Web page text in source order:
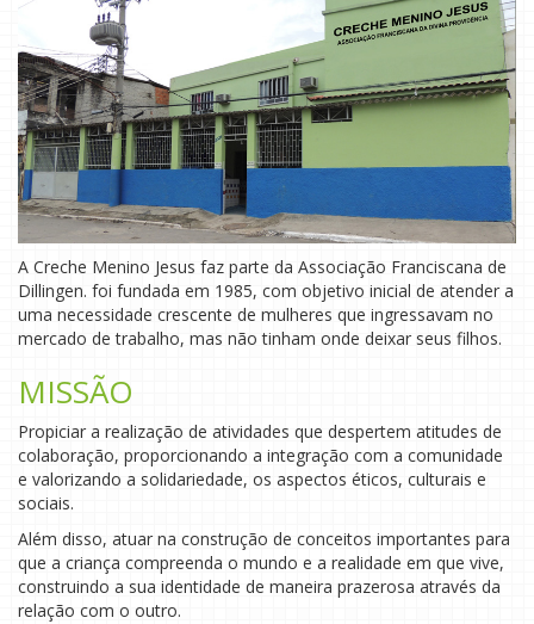
A Creche Menino Jesus faz parte da Associação Franciscana de
Dillingen. foi fundada em 1985, com objetivo inicial de atender a
uma necessidade crescente de mulheres que ingressavam no
mercado de trabalho, mas não tinham onde deixar seus filhos.
MISSÃO
Propiciar a realização de atividades que despertem atitudes de
colaboração, proporcionando a integração com a comunidade
e valorizando a solidariedade, os aspectos éticos, culturais e
sociais.
Além disso, atuar na construção de conceitos importantes para
que a criança compreenda o mundo e a realidade em que vive,
construindo a sua identidade de maneira prazerosa através da
relação com o outro.